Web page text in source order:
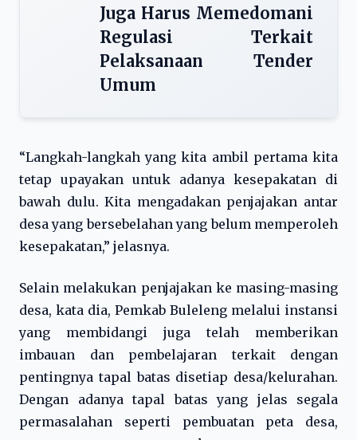
Juga Harus Memedomani
Regulasi Terkait
Pelaksanaan Tender
Umum
“Langkah-langkah yang kita ambil pertama kita
tetap upayakan untuk adanya kesepakatan di
bawah dulu. Kita mengadakan penjajakan antar
desa yang bersebelahan yang belum memperoleh
kesepakatan,” jelasnya.
Selain melakukan penjajakan ke masing-masing
desa, kata dia, Pemkab Buleleng melalui instansi
yang membidangi juga telah memberikan
imbauan dan pembelajaran terkait dengan
pentingnya tapal batas disetiap desa/kelurahan.
Dengan adanya tapal batas yang jelas segala
permasalahan seperti pembuatan peta desa,